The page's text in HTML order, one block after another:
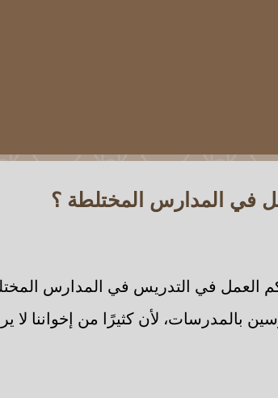
في المدارس المختلطة ؟
العمل في التدريس في المدارس
بالمدرسات، لأن كثيرًا من إخواننا لا